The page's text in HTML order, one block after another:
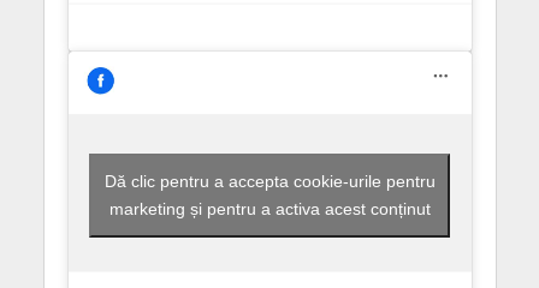
Dă clic pentru a accepta cookie-urile pentru
marketing și pentru a activa acest conținut